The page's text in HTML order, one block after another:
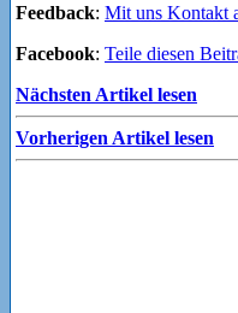
Feedback: Mit uns Kontakt
Facebook: Teile diesen
Nächsten Artikel lesen
Vorherigen Artikel lesen